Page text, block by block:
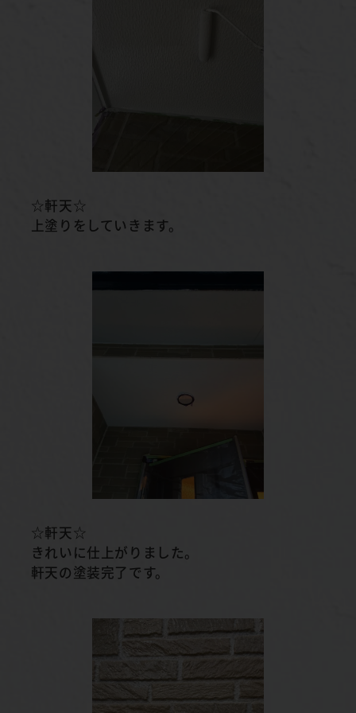
☆軒天☆
上塗りをしていきます。
☆軒天☆
きれいに仕上がりました。
軒天の塗装完了です。